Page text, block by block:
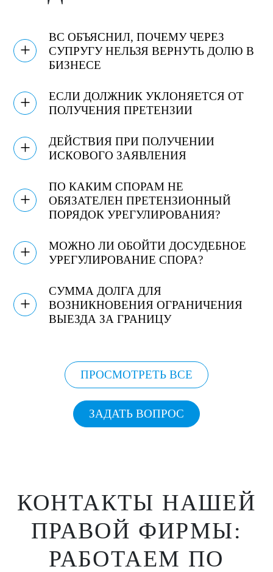
+
ВС ОБЪЯСНИЛ, ПОЧЕМУ ЧЕРЕЗ
СУПРУГУ НЕЛЬЗЯ ВЕРНУТЬ ДОЛЮ В
БИЗНЕСЕ
+
ЕСЛИ ДОЛЖНИК УКЛОНЯЕТСЯ ОТ
ПОЛУЧЕНИЯ ПРЕТЕНЗИИ
+
ДЕЙСТВИЯ ПРИ ПОЛУЧЕНИИ
ИСКОВОГО ЗАЯВЛЕНИЯ
+
ПО КАКИМ СПОРАМ НЕ
ОБЯЗАТЕЛЕН ПРЕТЕНЗИОННЫЙ
ПОРЯДОК УРЕГУЛИРОВАНИЯ?
+
МОЖНО ЛИ ОБОЙТИ ДОСУДЕБНОЕ
УРЕГУЛИРОВАНИЕ СПОРА?
+
СУММА ДОЛГА ДЛЯ
ВОЗНИКНОВЕНИЯ ОГРАНИЧЕНИЯ
ВЫЕЗДА ЗА ГРАНИЦУ
ПРОСМОТРЕТЬ ВСЕ
ЗАДАТЬ ВОПРОС
КОНТАКТЫ НАШЕЙ
ПРАВОЙ ФИРМЫ:
РАБОТАЕМ ПО